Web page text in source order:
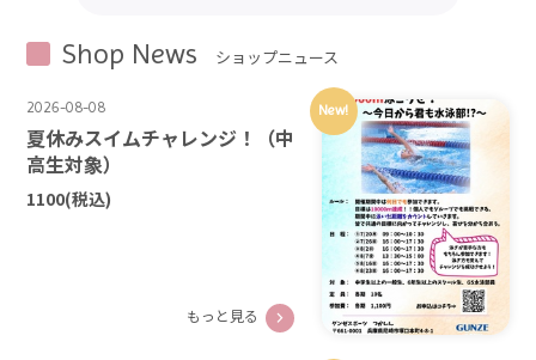
Shop News ショップニュース
New!
2026-08-08
夏休みスイムチャレンジ！（中
高生対象）
1100(税込)
もっと見る